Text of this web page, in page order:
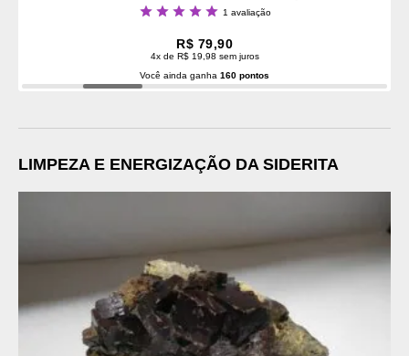
Classificação:
1 avaliação
R$ 79,90
4x de R$ 19,98 sem juros
Você ainda ganha 160 pontos
LIMPEZA E ENERGIZAÇÃO DA SIDERITA